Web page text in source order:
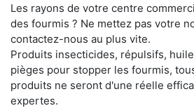
Les rayons de votre centre
des fourmis ? Ne mettez pas votre
contactez-nous au plus vite.
Produits insecticides, répulsifs,
pièges pour stopper les fourmis,
produits ne seront d'une réelle
expertes.